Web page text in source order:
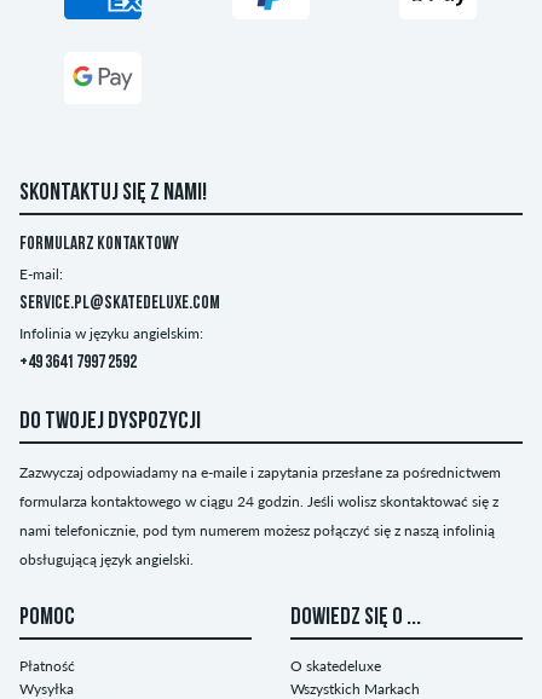
SKONTAKTUJ SIĘ Z NAMI!
Formularz kontaktowy
E-mail:
service.pl@skatedeluxe.com
Infolinia w języku angielskim:
+49 3641 7997 2592
DO TWOJEJ DYSPOZYCJI
Zazwyczaj odpowiadamy na e-maile i zapytania przesłane za pośrednictwem
formularza kontaktowego w ciągu 24 godzin. Jeśli wolisz skontaktować się z
nami telefonicznie, pod tym numerem możesz połączyć się z naszą infolinią
obsługującą język angielski.
POMOC
Płatność
Wysyłka
DOWIEDZ SIĘ O ...
O skatedeluxe
Wszystkich Markach